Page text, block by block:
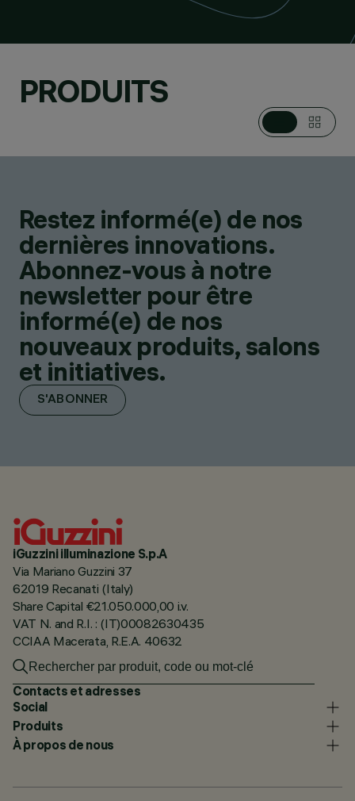
PRODUITS
Restez informé(e) de nos
dernières innovations.
Abonnez-vous à notre
newsletter pour être
informé(e) de nos
nouveaux produits, salons
et initiatives.
S'ABONNER
iGuzzini illuminazione S.p.A
Via Mariano Guzzini 37
62019 Recanati (Italy)
Share Capital €21.050.000,00 i.v.
VAT N. and R.I. : (IT)00082630435
CCIAA Macerata, R.E.A. 40632
Contacts et adresses
Social
Produits
À propos de nous